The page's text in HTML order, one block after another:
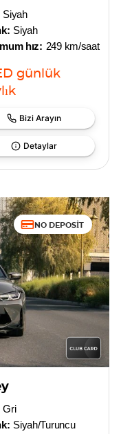
Siyah
Siyah
hız: 249 km/saat
günlük
Bizi Arayın
Detaylar
NO DEPOSIT
Gri
Siyah/Turuncu